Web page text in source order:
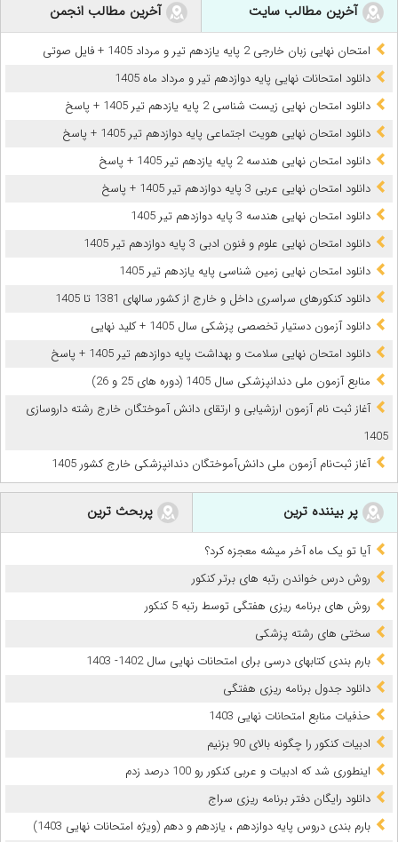
آخرین مطالب سایت آخرین مطالب انجمن
امتحان نهایی زبان خارجی 2 پایه یازدهم تیر و مرداد 1405 + فایل صوتی
دانلود امتحانات نهایی پایه دوازدهم تیر و مرداد ماه 1405
دانلود امتحان نهایی زیست شناسی 2 پایه یازدهم تیر 1405 + پاسخ
دانلود امتحان نهایی هویت اجتماعی پایه دوازدهم تیر 1405 + پاسخ
دانلود امتحان نهایی هندسه 2 پایه یازدهم تیر 1405 + پاسخ
دانلود امتحان نهایی عربی 3 پایه دوازدهم تیر 1405 + پاسخ
دانلود امتحان نهایی هندسه 3 پایه دوازدهم تیر 1405
دانلود امتحان نهایی علوم و فنون ادبی 3 پایه دوازدهم تیر 1405
دانلود امتحان نهایی زمین شناسی پایه یازدهم تیر 1405
دانلود کنکورهای سراسری داخل و خارج از کشور سالهای 1381 تا 1405
دانلود آزمون دستیار تخصصی پزشکی سال 1405 + کلید نهایی
دانلود امتحان نهایی سلامت و بهداشت پایه دوازدهم تیر 1405 + پاسخ
ﻣﻨﺎﺑﻊ آزﻣﻮن ﻣﻠﯽ دندانپزشکی سال 1405 (دوره های 25 و 26)
آغاز ثبت نام آزمون‌ ارزشیابی و ارتقای دانش آموختگان خارج رشته داروسازی
1405
آغاز ثبت‌نام آزمون ملی دانش‌آموختگان دندانپزشکی خارج کشور 1405
پر بیننده ترین پربحث ترین
آیا تو یک ماه آخر میشه معجزه کرد؟
روش درس خواندن رتبه های برتر کنکور
روش های برنامه ریزی هفتگی توسط رتبه 5 کنکور
سختی های رشته پزشکی
بارم‌ بندی کتابهای درسی برای امتحانات نهایی سال 1402- 1403
دانلود جدول برنامه ریزی هفتگی
حذفیات منابع امتحانات نهایی 1403
ادبیات کنکور را چگونه بالای 90 بزنیم
اینطوری شد که ادبیات و عربی کنکور رو 100 درصد زدم
دانلود رایگان دفتر برنامه ریزی سراج
بارم بندی دروس پایه دوازدهم ، یازدهم و دهم (ویژه امتحانات نهایی 1403)